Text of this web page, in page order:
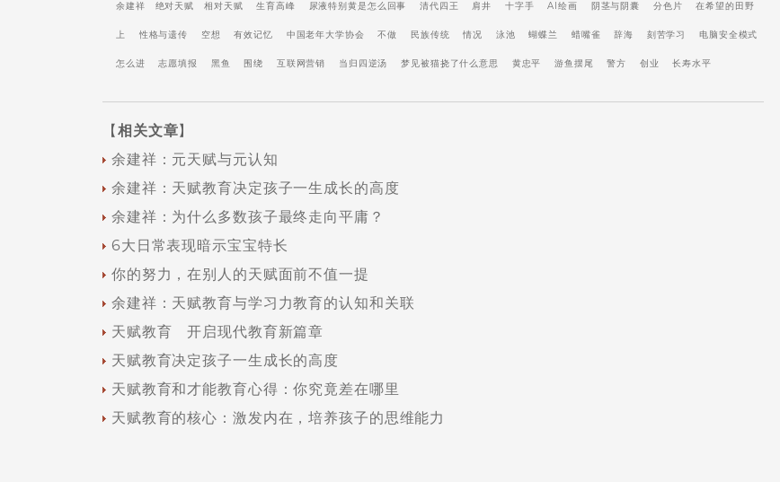
余建祥 绝对天赋 相对天赋 生育高峰 尿液特别黄是怎么回事 清代四王 肩井 十字手 AI绘画 阴茎与阴囊 分色片 在希望的田野
上 性格与遗传 空想 有效记忆 中国老年大学协会 不做 民族传统 情况 泳池 蝴蝶兰 蜡嘴雀 辞海 刻苦学习 电脑安全模式
怎么进 志愿填报 黑鱼 围绕 互联网营销 当归四逆汤 梦见被猫挠了什么意思 黄忠平 游鱼摆尾 警方 创业 长寿水平
【相关文章】
余建祥：元天赋与元认知
余建祥：天赋教育决定孩子一生成长的高度
余建祥：为什么多数孩子最终走向平庸？
6大日常表现暗示宝宝特长
你的努力，在别人的天赋面前不值一提
余建祥：天赋教育与学习力教育的认知和关联
天赋教育 开启现代教育新篇章
天赋教育决定孩子一生成长的高度
天赋教育和才能教育心得：你究竟差在哪里
天赋教育的核心：激发内在，培养孩子的思维能力